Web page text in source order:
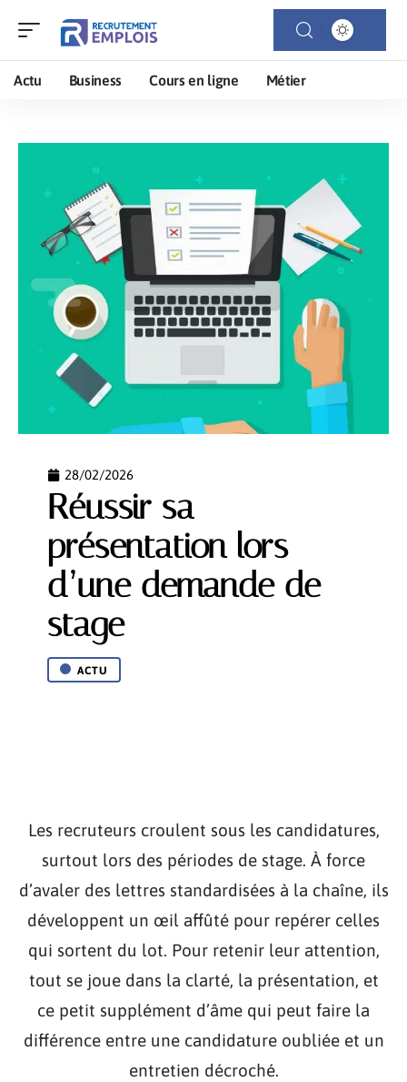
Actu Business Cours en ligne Métier
28/02/2026
Réussir sa
présentation lors
d’une demande de
stage
ACTU
Les recruteurs croulent sous les candidatures,
surtout lors des périodes de stage. À force
d’avaler des lettres standardisées à la chaîne, ils
développent un œil affûté pour repérer celles
qui sortent du lot. Pour retenir leur attention,
tout se joue dans la clarté, la présentation, et
ce petit supplément d’âme qui peut faire la
différence entre une candidature oubliée et un
entretien décroché.